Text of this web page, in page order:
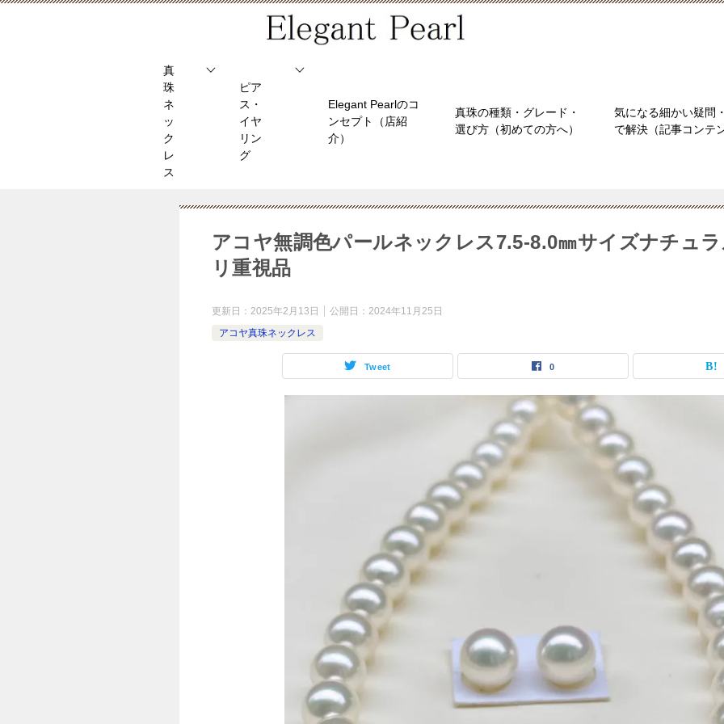
真
珠
ネ
ッ
ク
レ
ス
ピア
ス・
イヤ
リン
グ
Elegant Pearlのコ
ンセプト（店紹
介）
真珠の種類・グレード・
選び方（初めての方へ）
気になる細かい疑問
で解決（記事コンテ
アコヤ無調色パールネックレス7.5-8.0㎜サイズナチュ
リ重視品
更新日： 2025年2月13日 公開日： 2024年11月25日
アコヤ真珠ネックレス
Tweet 0